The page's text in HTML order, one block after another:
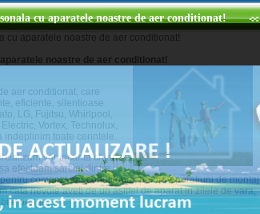
cu aparatele noastre de aer conditionat!
cu aparatele noastre de aer conditionat!
noastre de aer conditionat!
aer conditionat, care
eficiente, silentioase.
LG, Fujitsu, Whirlpool,
Vortex, Technolux,
indeplinim toate cerintele.
vor incanta chiar si
efectuam sarcini dintre
comenzi aer conditionat, pentru operatiuni de montaj
cata nevoie aveti de un asttfel de aparat in zilele de vara,
preturi.